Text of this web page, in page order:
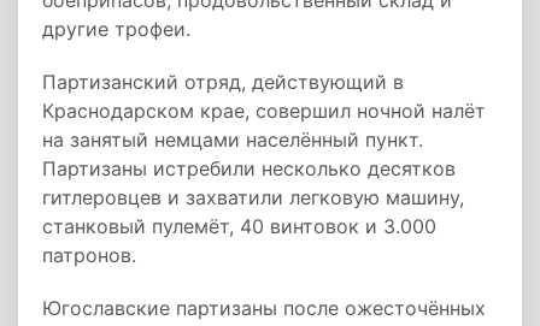
другие трофеи.
Партизанский отряд, действующий в
Краснодарском крае, совершил ночной налёт
на занятый немцами населённый пункт.
Партизаны истребили несколько десятков
гитлеровцев и захватили легковую машину,
станковый пулемёт, 40 винтовок и 3.000
патронов.
Югославские партизаны после ожесточённых